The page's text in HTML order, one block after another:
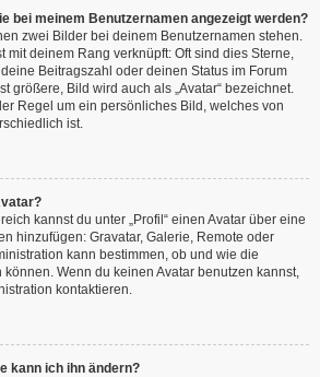
bei meinem Benutzernamen angezeigt werden?
zwei Bilder bei deinem Benutzernamen stehen.
mit deinem Rang verknüpft: Oft sind dies Sterne,
Beitragszahl oder deinen Status im Forum
größere, Bild wird auch als „Avatar“ bezeichnet.
Regel um ein persönliches Bild, welches von
ist.
kannst du unter „Profil“ einen Avatar über eine
hinzufügen: Gravatar, Galerie, Remote oder
kann bestimmen, ob und wie die
können. Wenn du keinen Avatar benutzen kannst,
kontaktieren.
kann ich ihn ändern?